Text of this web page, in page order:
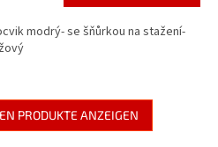
modrý- se šňůrkou na stažení-
PRODUKTE ANZEIGEN